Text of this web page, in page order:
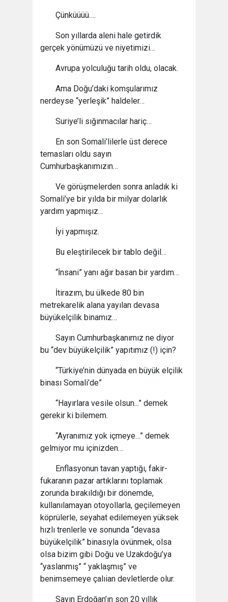
Çünküüüü….
Son yıllarda aleni hale getirdik
gerçek yönümüzü ve niyetimizi…
Avrupa yolculuğu tarih oldu, olacak.
Ama Doğu’daki komşularımız
nerdeyse “yerleşik” haldeler…
Suriye’li sığınmacılar hariç…
En son Somali’lilerle üst derece
temasları oldu sayın
Cumhurbaşkanımızın…
Ve görüşmelerden sonra anladık ki
Somali’ye bir yılda bir milyar dolarlık
yardım yapmışız…
İyi yapmışız.
Bu eleştirilecek bir tablo değil…
“İnsani” yanı ağır basan bir yardım…
İtirazım, bu ülkede 80 bin
metrekarelik alana yayılan devasa
büyükelçilik binamız…
Sayın Cumhurbaşkanımız ne diyor
bu “dev büyükelçilik” yapıtımız (!) için?
“Türkiye’nin dünyada en büyük elçilik
binası Somali’de”
“Hayırlara vesile olsun...” demek
gerekir ki bilemem.
“Ayranımız yok içmeye…” demek
gelmiyor mu içinizden…
Enflasyonun tavan yaptığı, fakir-
fukaranın pazar artıklarını toplamak
zorunda bırakıldığı bir dönemde,
kullanılamayan otoyollarla, geçilemeyen
köprülerle, seyahat edilemeyen yüksek
hızlı trenlerle ve sonunda “devasa
büyükelçilik” binasıyla övünmek, olsa
olsa bizim gibi Doğu ve Uzakdoğu’ya
“yaslanmış” “ yaklaşmış” ve
benimsemeye çalıian devletlerde olur.
Sayın Erdoğan’ın son 20 yıllık